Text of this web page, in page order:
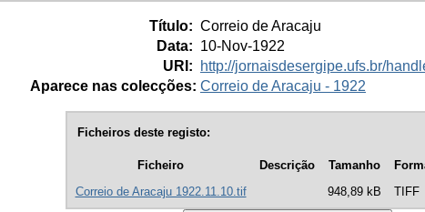
Título: Correio de Aracaju
Data: 10-Nov-1922
URI:
http://jornaisdesergipe.ufs.br/
Aparece nas colecções: Correio de Aracaju - 1922
Ficheiros deste registo:
Ficheiro Descrição Tamanho
Correio de Aracaju 1922.11.10.tif
948,89 kB TIFF